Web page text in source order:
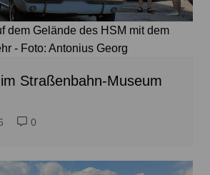
dem Gelände des HSM mit dem
- Foto: Antonius Georg
Straßenbahn-Museum
0